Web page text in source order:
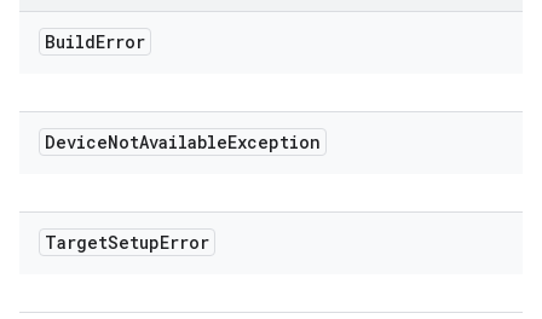
BuildError
DeviceNotAvailableException
TargetSetupError